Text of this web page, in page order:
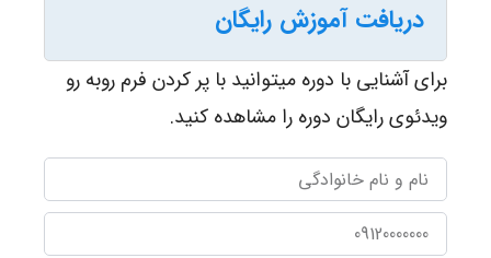
دریافت آموزش رایگان
برای آشنایی با دوره میتوانید با پر کردن فرم روبه رو
ویدئوی رایگان دوره را مشاهده کنید.
نام
نام
خانوادگیتلفن
همراه